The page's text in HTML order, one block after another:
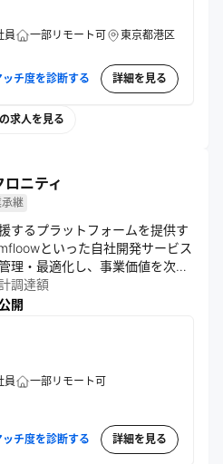
員 一部リモート可 東京都港区
ッチ度を診断する 詳細を見る
求人を見る
ニティ
継
するプラットフォームを提供す
といった自社開発サービス
理・最適化し、事業価値を次世
る体制を構築し、企業の持続的
みづくりを推進する。
調達額
開
員
一部リモート可
ッチ度を診断する 詳細を見る